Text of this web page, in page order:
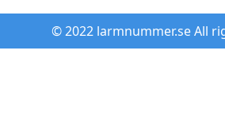
© 2022 larmnummer.se All